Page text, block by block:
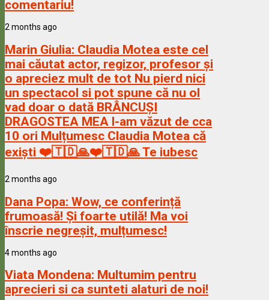
comentariu!
2 months ago
Marin Giulia: Claudia Motea este cel
mai căutat actor, regizor, profesor și
o apreciez mult de tot Nu pierd nici
un spectacol si pot spune că nu ol
vad doar o dată BRÂNCUȘI
DRAGOSTEA MEA l-am văzut de cca
10 ori Mulțumesc Claudia Motea că
exiști ❤️🇹🇩🙏❤️🇹🇩🙏 Te iubesc
2 months ago
Dana Popa: Wow, ce conferință
frumoasă! Și foarte utilă! Ma voi
înscrie negreșit, mulțumesc!
4 months ago
Viata Mondena: Multumim pentru
aprecieri si ca sunteti alaturi de noi!